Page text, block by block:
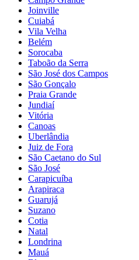
Joinville
Cuiabá
Vila Velha
Belém
Sorocaba
Taboão da Serra
São José dos Campos
São Gonçalo
Praia Grande
Jundiaí
Vitória
Canoas
Uberlândia
Juiz de Fora
São Caetano do Sul
São José
Carapicuíba
Arapiraca
Guarujá
Suzano
Cotia
Natal
Londrina
Mauá